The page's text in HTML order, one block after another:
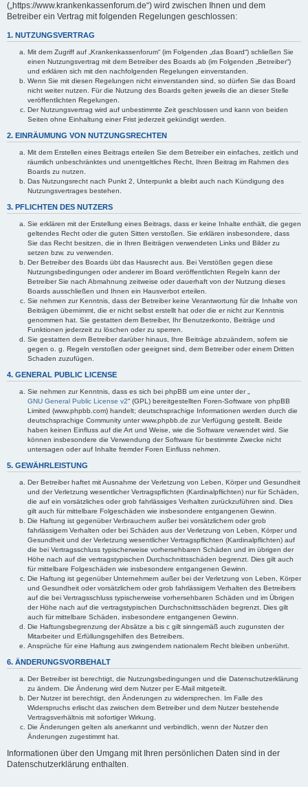
(„https://www.krankenkassenforum.de“) wird zwischen Ihnen und dem
Betreiber ein Vertrag mit folgenden Regelungen geschlossen:
1. NUTZUNGSVERTRAG
Mit dem Zugriff auf „Krankenkassenforum“ (im Folgenden „das Board“) schließen Sie
einen Nutzungsvertrag mit dem Betreiber des Boards ab (im Folgenden „Betreiber“)
und erklären sich mit den nachfolgenden Regelungen einverstanden.
Wenn Sie mit diesen Regelungen nicht einverstanden sind, so dürfen Sie das Board
nicht weiter nutzen. Für die Nutzung des Boards gelten jeweils die an dieser Stelle
veröffentlichten Regelungen.
Der Nutzungsvertrag wird auf unbestimmte Zeit geschlossen und kann von beiden
Seiten ohne Einhaltung einer Frist jederzeit gekündigt werden.
2. EINRÄUMUNG VON NUTZUNGSRECHTEN
Mit dem Erstellen eines Beitrags erteilen Sie dem Betreiber ein einfaches, zeitlich und
räumlich unbeschränktes und unentgeltliches Recht, Ihren Beitrag im Rahmen des
Boards zu nutzen.
Das Nutzungsrecht nach Punkt 2, Unterpunkt a bleibt auch nach Kündigung des
Nutzungsvertrages bestehen.
3. PFLICHTEN DES NUTZERS
Sie erklären mit der Erstellung eines Beitrags, dass er keine Inhalte enthält, die gegen
geltendes Recht oder die guten Sitten verstoßen. Sie erklären insbesondere, dass
Sie das Recht besitzen, die in Ihren Beiträgen verwendeten Links und Bilder zu
setzen bzw. zu verwenden.
Der Betreiber des Boards übt das Hausrecht aus. Bei Verstößen gegen diese
Nutzungsbedingungen oder anderer im Board veröffentlichten Regeln kann der
Betreiber Sie nach Abmahnung zeitweise oder dauerhaft von der Nutzung dieses
Boards ausschließen und Ihnen ein Hausverbot erteilen.
Sie nehmen zur Kenntnis, dass der Betreiber keine Verantwortung für die Inhalte von
Beiträgen übernimmt, die er nicht selbst erstellt hat oder die er nicht zur Kenntnis
genommen hat. Sie gestatten dem Betreiber, Ihr Benutzerkonto, Beiträge und
Funktionen jederzeit zu löschen oder zu sperren.
Sie gestatten dem Betreiber darüber hinaus, Ihre Beiträge abzuändern, sofern sie
gegen o. g. Regeln verstoßen oder geeignet sind, dem Betreiber oder einem Dritten
Schaden zuzufügen.
4. GENERAL PUBLIC LICENSE
Sie nehmen zur Kenntnis, dass es sich bei phpBB um eine unter der „
GNU General Public License v2“ (GPL) bereitgestellten Foren-Software von phpBB
Limited (www.phpbb.com) handelt; deutschsprachige Informationen werden durch die
deutschsprachige Community unter www.phpbb.de zur Verfügung gestellt. Beide
haben keinen Einfluss auf die Art und Weise, wie die Software verwendet wird. Sie
können insbesondere die Verwendung der Software für bestimmte Zwecke nicht
untersagen oder auf Inhalte fremder Foren Einfluss nehmen.
5. GEWÄHRLEISTUNG
Der Betreiber haftet mit Ausnahme der Verletzung von Leben, Körper und Gesundheit
und der Verletzung wesentlicher Vertragspflichten (Kardinalpflichten) nur für Schäden,
die auf ein vorsätzliches oder grob fahrlässiges Verhalten zurückzuführen sind. Dies
gilt auch für mittelbare Folgeschäden wie insbesondere entgangenen Gewinn.
Die Haftung ist gegenüber Verbrauchern außer bei vorsätzlichem oder grob
fahrlässigem Verhalten oder bei Schäden aus der Verletzung von Leben, Körper und
Gesundheit und der Verletzung wesentlicher Vertragspflichten (Kardinalpflichten) auf
die bei Vertragsschluss typischerweise vorhersehbaren Schäden und im übrigen der
Höhe nach auf die vertragstypischen Durchschnittsschäden begrenzt. Dies gilt auch
für mittelbare Folgeschäden wie insbesondere entgangenen Gewinn.
Die Haftung ist gegenüber Unternehmern außer bei der Verletzung von Leben, Körper
und Gesundheit oder vorsätzlichem oder grob fahrlässigem Verhalten des Betreibers
auf die bei Vertragsschluss typischerweise vorhersehbaren Schäden und im Übrigen
der Höhe nach auf die vertragstypischen Durchschnittsschäden begrenzt. Dies gilt
auch für mittelbare Schäden, insbesondere entgangenen Gewinn.
Die Haftungsbegrenzung der Absätze a bis c gilt sinngemäß auch zugunsten der
Mitarbeiter und Erfüllungsgehilfen des Betreibers.
Ansprüche für eine Haftung aus zwingendem nationalem Recht bleiben unberührt.
6. ÄNDERUNGSVORBEHALT
Der Betreiber ist berechtigt, die Nutzungsbedingungen und die Datenschutzerklärung
zu ändern. Die Änderung wird dem Nutzer per E-Mail mitgeteilt.
Der Nutzer ist berechtigt, den Änderungen zu widersprechen. Im Falle des
Widerspruchs erlischt das zwischen dem Betreiber und dem Nutzer bestehende
Vertragsverhältnis mit sofortiger Wirkung.
Die Änderungen gelten als anerkannt und verbindlich, wenn der Nutzer den
Änderungen zugestimmt hat.
Informationen über den Umgang mit Ihren persönlichen Daten sind in der
Datenschutzerklärung enthalten.